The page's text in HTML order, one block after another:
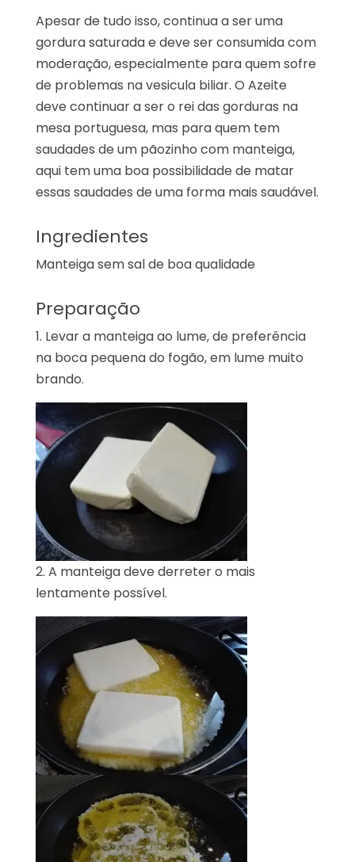
Apesar de tudo isso, continua a ser uma
gordura saturada e deve ser consumida com
moderação, especialmente para quem sofre
de problemas na vesicula biliar. O Azeite
deve continuar a ser o rei das gorduras na
mesa portuguesa, mas para quem tem
saudades de um pãozinho com manteiga,
aqui tem uma boa possibilidade de matar
essas saudades de uma forma mais saudável.
Ingredientes
Manteiga sem sal de boa qualidade
Preparação
1. Levar a manteiga ao lume, de preferência
na boca pequena do fogão, em lume muito
brando.
2. A manteiga deve derreter o mais
lentamente possível.